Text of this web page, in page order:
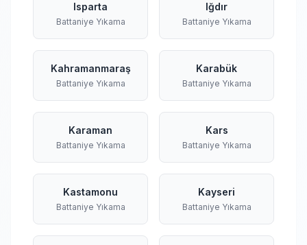
Isparta
Battaniye Yıkama
Iğdır
Battaniye Yıkama
Kahramanmaraş
Battaniye Yıkama
Karabük
Battaniye Yıkama
Karaman
Battaniye Yıkama
Kars
Battaniye Yıkama
Kastamonu
Battaniye Yıkama
Kayseri
Battaniye Yıkama